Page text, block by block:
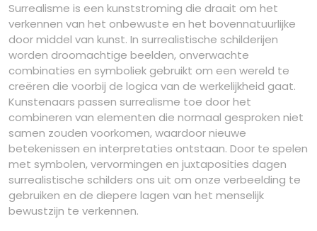
Surrealisme is een kunststroming die draait om het
verkennen van het onbewuste en het bovennatuurlijke
door middel van kunst. In surrealistische schilderijen
worden droomachtige beelden, onverwachte
combinaties en symboliek gebruikt om een wereld te
creëren die voorbij de logica van de werkelijkheid gaat.
Kunstenaars passen surrealisme toe door het
combineren van elementen die normaal gesproken niet
samen zouden voorkomen, waardoor nieuwe
betekenissen en interpretaties ontstaan. Door te spelen
met symbolen, vervormingen en juxtaposities dagen
surrealistische schilders ons uit om onze verbeelding te
gebruiken en de diepere lagen van het menselijk
bewustzijn te verkennen.